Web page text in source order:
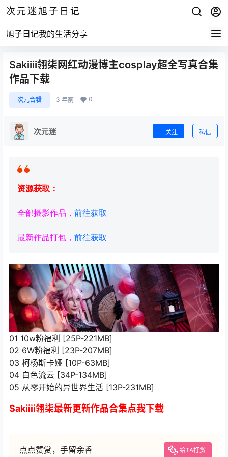
次元迷旭子日记
旭子日记我的生活分享
Sakiiii翎柒网红动漫博主cosplay超全写真合集
作品下载
次元合辑 3 年前 0
次元迷 关注 私信
资源获取：
全部摄影作品， 前往获取
最新作品打包， 前往获取
01 10w粉福利 [25P-221MB]
02 6W粉福利 [23P-207MB]
03 柯杨斯卡娅 [10P-63MB]
04 白色流云 [34P-134MB]
05 从零开始的异世界生活 [13P-231MB]
Sakiiii翎柒最新更新作品合集点我下载
点点赞赏，手留余香 给TA打赏